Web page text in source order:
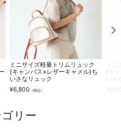
ミニサイズ軽量トリムリュック
(キャンバス+レザーキャメル)ち
いさなリュック
¥6,800 （税込）
リー